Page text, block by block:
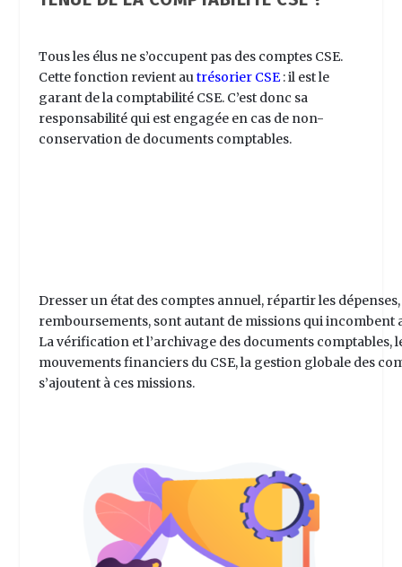
Tous les élus ne s’occupent pas des comptes CSE.
Cette fonction revient autrésorier CSE: il est le
garant de la comptabilité CSE. C’est donc sa
responsabilité qui est engagée en cas de non-
conservation de documents comptables.
Dresser un état des comptes annuel, répartir les
remboursements, sont autant de missions qui incombent
La vérification et l’archivage des documents comptables,
mouvements financiers du CSE, la gestion globale des
s’ajoutent à ces missions.